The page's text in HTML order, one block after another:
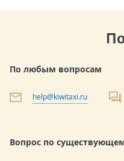
По любым вопросам
help@kiwitaxi.ru
Вопрос по